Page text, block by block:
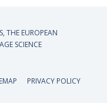
THE EUROPEAN
SCIENCE
PRIVACY POLICY